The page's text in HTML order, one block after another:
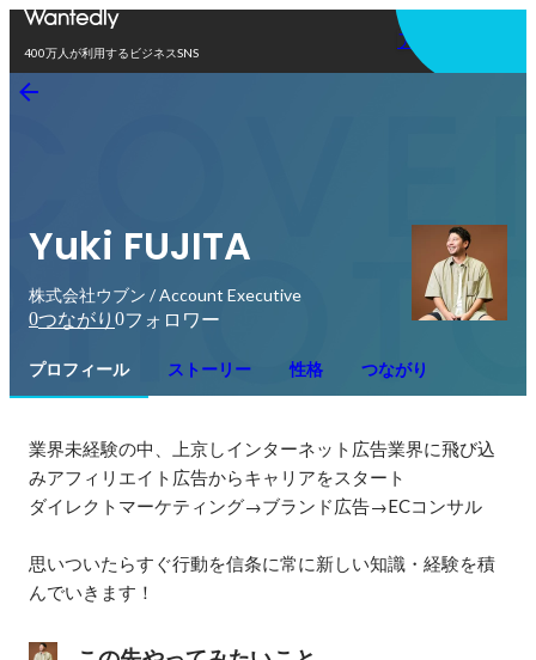
400万人が利用するビジネスSNS
アプリを使う
Yuki FUJITA
株式会社ウブン / Account Executive
0つながり 0フォロワー
プロフィール ストーリー 性格 つながり
業界未経験の中、上京しインターネット広告業界に飛び込
みアフィリエイト広告からキャリアをスタート
ダイレクトマーケティング→ブランド広告→ECコンサル
思いついたらすぐ行動を信条に常に新しい知識・経験を積
んでいきます！